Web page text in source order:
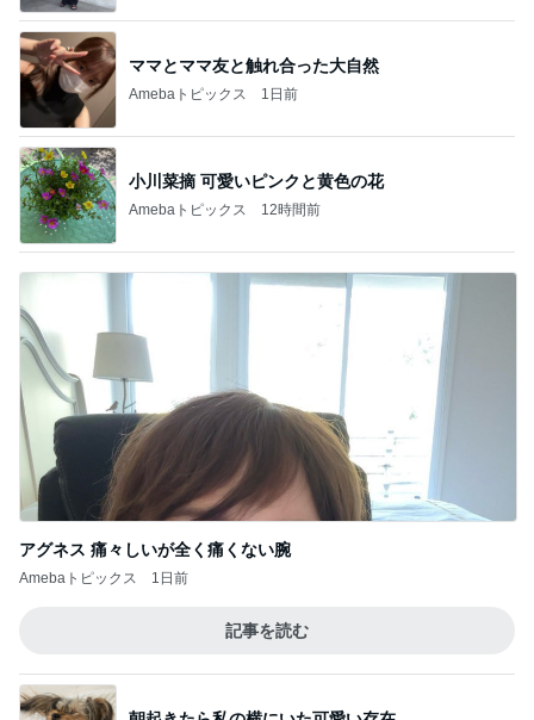
ママとママ友と触れ合った大自然
Amebaトピックス 1日前
小川菜摘 可愛いピンクと黄色の花
Amebaトピックス 12時間前
アグネス 痛々しいが全く痛くない腕
Amebaトピックス 1日前
記事を読む